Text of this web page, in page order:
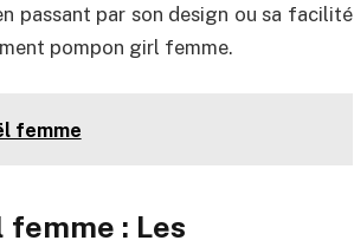
passant par son design ou sa facilité
pompon girl femme.
femme
: Les